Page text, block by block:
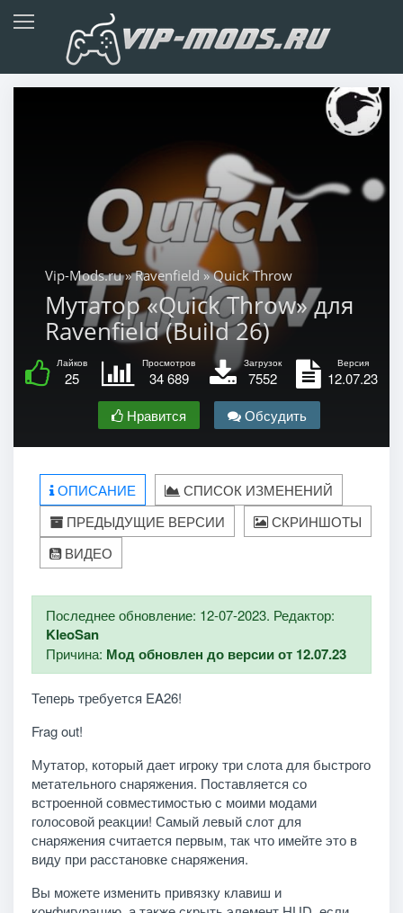
Vip-Mods.ru»Ravenfield» Quick Throw
Мутатор «Quick Throw» для
Ravenfield (Build 26)
Лайков
25
Просмотров
34 689
Загрузок
7552
Версия
12.07.23
Нравится
Обсудить
ОПИСАНИЕ
СПИСОК ИЗМЕНЕНИЙ
ПРЕДЫДУЩИЕ ВЕРСИИ
СКРИНШОТЫ
ВИДЕО
Последнее обновление: 12-07-2023. Редактор:
KleoSan
Причина: Мод обновлен до версии от 12.07.23
Теперь требуется EA26!
Frag out!
Мутатор, который дает игроку три слота для быстрого
метательного снаряжения. Поставляется со
встроенной совместимостью с моими модами
голосовой реакции! Самый левый слот для
снаряжения считается первым, так что имейте это в
виду при расстановке снаряжения.
Вы можете изменить привязку клавиш и